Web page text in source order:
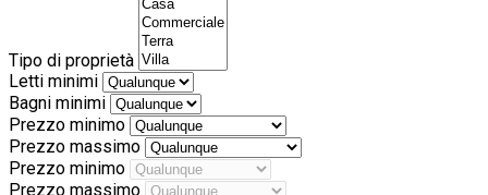
Tipo di proprietà
Letti minimi
Bagni minimi
Prezzo minimo
Prezzo massimo
Prezzo minimo
Prezzo massimo